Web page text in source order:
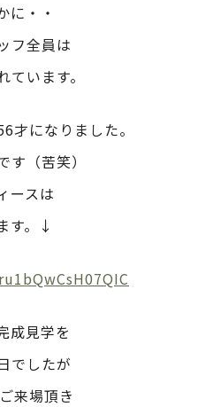
に・・
フ全員は
います。
才になりました。
（苦笑）
ースは
す。↓
成見学を
でしたが
来場頂き